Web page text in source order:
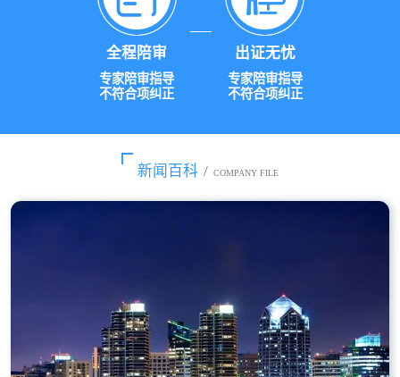
全程陪审
专家陪审指导
不符合项纠正
出证无忧
专家陪审指导
不符合项纠正
新闻百科 / COMPANY FILE